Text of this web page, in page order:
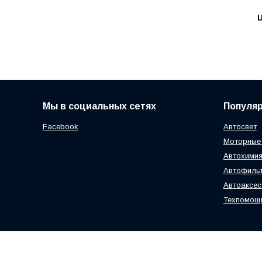
Мы в социальных сетях
Facebook
Автосвет